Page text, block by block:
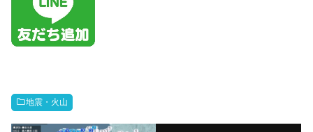
地震・火山